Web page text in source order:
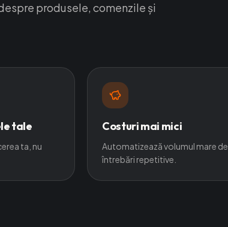
produsele, comenzile și
tale
ta, nu
Costuri mai mici
Automatizează volumul mare de
întrebări repetitive.